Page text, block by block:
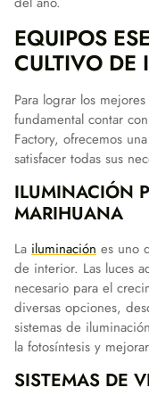
EQUIPOS
CULTIVO DE
Para lograr los
fundamental contar
Factory, ofrecemos
satisfacer todas sus
ILUMINACIÓN
MARIHUANA
La iluminación es uno
de interior. Las luces
necesario para el
diversas opciones,
sistemas de
la fotosíntesis y
SISTEMAS DE